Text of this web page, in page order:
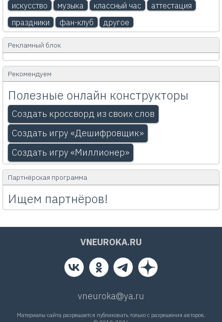
искусство
музыка классный час
аттестация
праздники
фан-клуб другое
Рекламный блок
Рекомендуем
Полезные онлайн конструкторы
Создать кроссворд из своих слов
Создать игру «Дешифровщик»
Создать игру «Миллионер»
Партнёрская программа
Ищем партнёров!
VNEUROKA.RU
vneuroka@ya.ru
Материалы сайта разрешается публиковать только с разрешения авторов.